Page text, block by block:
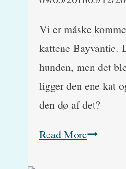
Vi er måske
kattene Bayvantic.
hunden, men det
ligger den ene kat
den dø af det?
Read MoreMine